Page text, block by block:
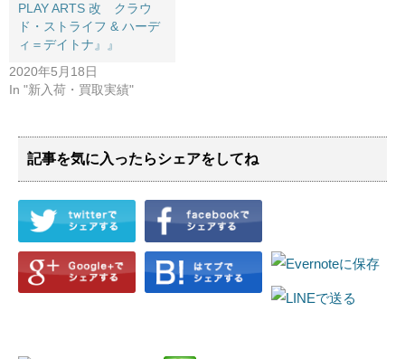
PLAY ARTS 改 クラウ
ド・ストライフ & ハーデ
ィ＝デイトナ』』
2020年5月18日
In "新入荷・買取実績"
記事を気に入ったらシェアをしてね